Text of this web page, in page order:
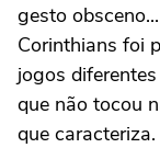
gesto
Corinthians foi
jogos
que não tocou
que